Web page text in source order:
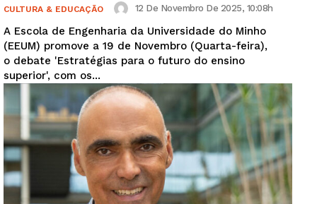
CULTURA & EDUCAÇÃO 12 De Novembro De 2025, 10:08h
A Escola de Engenharia da Universidade do Minho
(EEUM) promove a 19 de Novembro (Quarta-feira),
o debate 'Estratégias para o futuro do ensino
superior', com os...